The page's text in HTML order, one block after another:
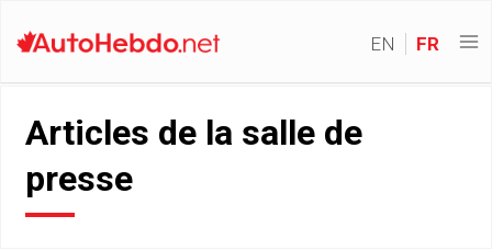
EN FR
Articles de la salle de
presse